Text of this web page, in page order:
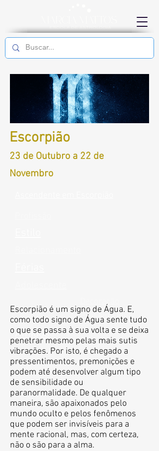
Escorpião
23 de Outubro a 22 de
Novembro
Decoração
Presente Ideal
Amigos
Escorpião é um signo de Água. E,
como todo signo de Água sente tudo
o que se passa à sua volta e se deixa
penetrar mesmo pelas mais sutis
vibrações. Por isto, é chegado a
pressentimentos, premonições e
podem até desenvolver algum tipo
de sensibilidade ou
paranormalidade. De qualquer
maneira, são apaixonados pelo
mundo oculto e pelos fenômenos
que podem ser invisíveis para a
mente racional, mas, com certeza,
não o são para a alma.